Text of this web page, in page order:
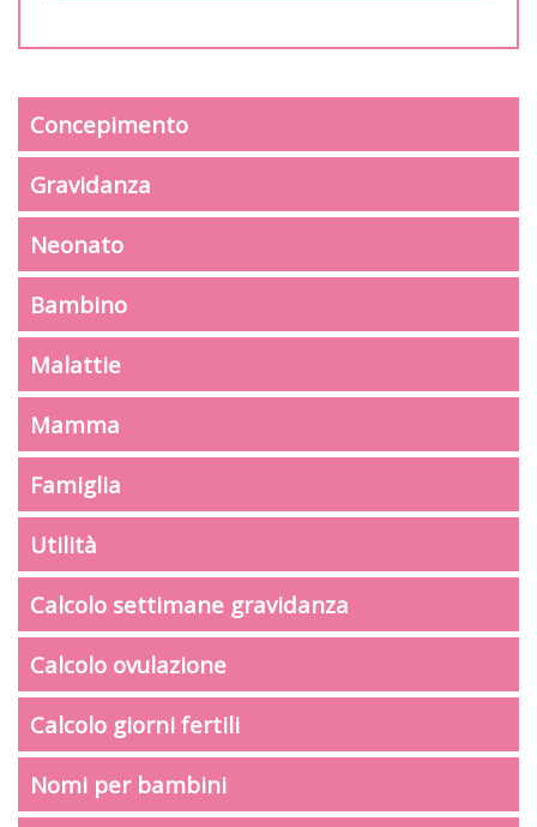
Concepimento
Gravidanza
Neonato
Bambino
Malattie
Mamma
Famiglia
Utilità
Calcolo settimane gravidanza
Calcolo ovulazione
Calcolo giorni fertili
Nomi per bambini